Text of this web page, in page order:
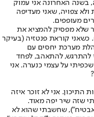
בשנה האחרונה אני עמוק
ולא צפויה, שאני מעדיפה
מעופפים.
שלא מפסיק להמציא את
כשאני קוראת פנטזיה (בעיקר
מערכת יחסים עם
להתרגש, להתאהב, לפחד
על עצמי כנערה. אני
התיכון. אני לא זוכר איזה
שזה שיר יפה מאוד.
שחשבתי שהוא לא